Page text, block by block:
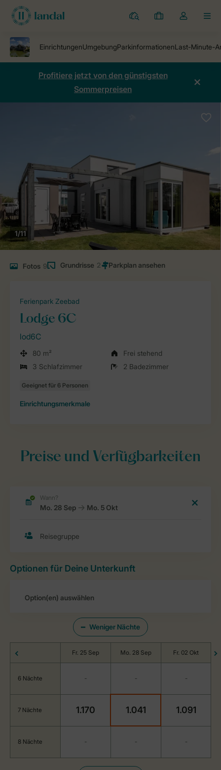
Ferienparks
Meine
Dropdown-
öffnen
Profitiere jetzt von den günstigsten
Sommerpreisen
1/11
Fotos 9 Grundrisse 2
Ferienpark Zeebad
Lodge 6C
lod6C
80 m²
Frei stehend
3 Schlafzimmer
2 Badezimmer
Einrichtungsmerkmale
Preise und Verfügbarkeiten
Optionen für Deine Unterkunft
Weniger Nächte
Fr. 25 Sep Mo. 28 Sep Fr. 02 Okt
6 Nächte - - -
7 Nächte 1.170 1.041 1.091
8 Nächte - - -